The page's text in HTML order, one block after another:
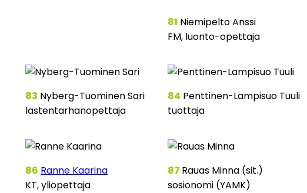
81 Niemipelto Anssi
FM, luonto-opettaja
83 Nyberg-Tuominen Sari
lastentarhanopettaja
84 Penttinen-Lampisuo Tuuli
tuottaja
86 Ranne Kaarina
KT, yliopettaja
87 Rauas Minna (sit.)
sosionomi (YAMK)